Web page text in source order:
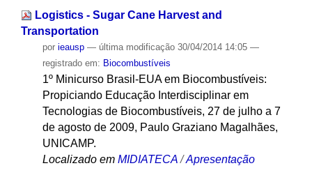
Logistics - Sugar Cane Harvest and
Transportation
por ieausp — última modificação30/04/2014 14:05 —
registrado em: Biocombustíveis
1º Minicurso Brasil-EUA em Biocombustíveis:
Propiciando Educação Interdisciplinar em
Tecnologias de Biocombustíveis, 27 de julho a 7
de agosto de 2009, Paulo Graziano Magalhães,
UNICAMP.
Localizado em MIDIATECA /Apresentação